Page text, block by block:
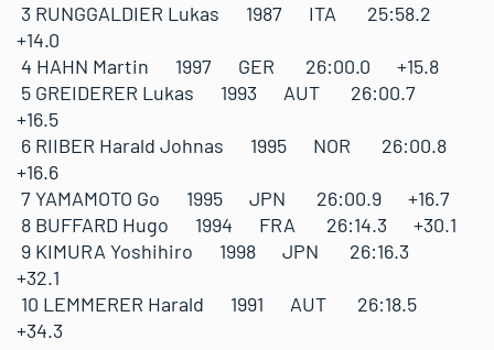
3 RUNGGALDIER Lukas 1987 ITA 25:58.2
+14.0
4 HAHN Martin 1997 GER 26:00.0 +15.8
5 GREIDERER Lukas 1993 AUT 26:00.7
+16.5
6 RIIBER Harald Johnas 1995 NOR 26:00.8
+16.6
7 YAMAMOTO Go 1995 JPN 26:00.9 +16.7
8 BUFFARD Hugo 1994 FRA 26:14.3 +30.1
9 KIMURA Yoshihiro 1998 JPN 26:16.3
+32.1
10 LEMMERER Harald 1991 AUT 26:18.5
+34.3